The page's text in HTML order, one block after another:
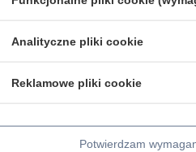
Analityczne pliki cookie
Reklamowe pliki cookie
Potwierdzam